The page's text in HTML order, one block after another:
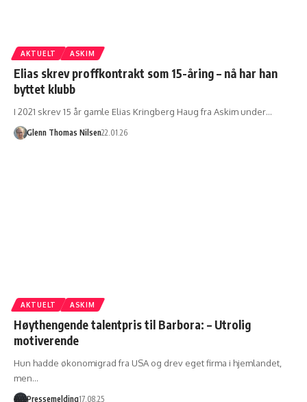
AKTUELT ASKIM
Elias skrev proffkontrakt som 15-åring – nå har han
byttet klubb
I 2021 skrev 15 år gamle Elias Kringberg Haug fra Askim under…
Glenn Thomas Nilsen22.01.26
AKTUELT ASKIM
Høythengende talentpris til Barbora: – Utrolig
motiverende
Hun hadde økonomigrad fra USA og drev eget firma i hjemlandet,
men…
Pressemelding17.08.25